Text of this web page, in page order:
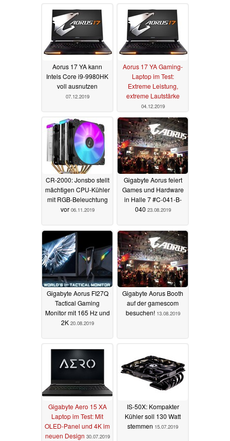
Aorus 17 YA kann
Intels Core i9-9980HK
voll ausnutzen
07.12.2019
Aorus 17 YA Gaming-
Laptop im Test:
Extreme Leistung,
extreme Lautstärke
04.12.2019
CR-2000: Jonsbo stellt
mächtigen CPU-Kühler
mit RGB-Beleuchtung
vor 06.11.2019
Gigabyte Aorus feiert
Games und Hardware
in Halle 7 #C-041-B-
040 23.08.2019
Gigabyte Aorus FI27Q
Tactical Gaming
Monitor mit 165 Hz und
2K 20.08.2019
Gigabyte Aorus Booth
auf der gamescom
besuchen! 13.08.2019
Gigabyte Aero 15 XA
Laptop im Test: Mit
OLED-Panel und 4K im
neuen Design 30.07.2019
IS-50X: Kompakter
Kühler soll 130 Watt
stemmen 15.07.2019